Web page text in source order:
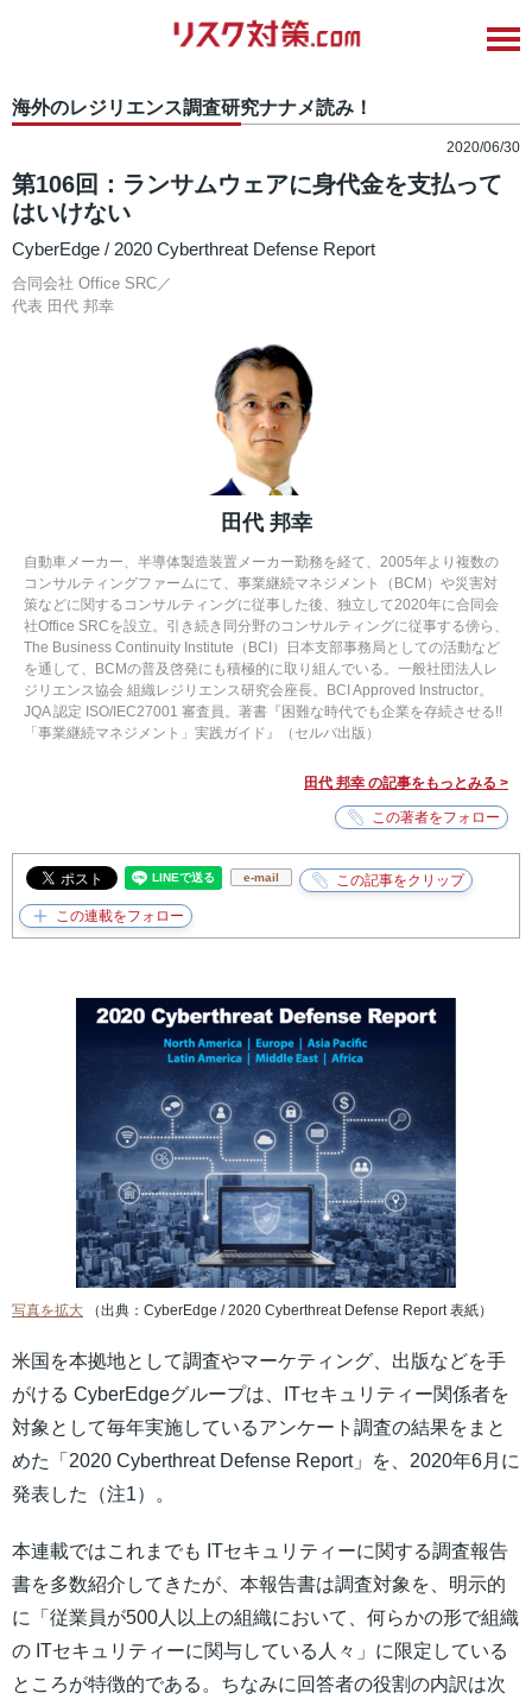
海外のレジリエンス調査研究ナナメ読み！
2020/06/30
第106回：ランサムウェアに身代金を支払って
はいけない
CyberEdge / 2020 Cyberthreat Defense Report
合同会社 Office SRC／
代表 田代 邦幸
田代 邦幸
自動車メーカー、半導体製造装置メーカー勤務を経て、2005年より複数の
コンサルティングファームにて、事業継続マネジメント（BCM）や災害対
策などに関するコンサルティングに従事した後、独立して2020年に合同会
社Office SRCを設立。引き続き同分野のコンサルティングに従事する傍ら、
The Business Continuity Institute（BCI）日本支部事務局としての活動など
を通して、BCMの普及啓発にも積極的に取り組んでいる。一般社団法人レ
ジリエンス協会 組織レジリエンス研究会座長。BCI Approved Instructor。
JQA 認定 ISO/IEC27001 審査員。著書『困難な時代でも企業を存続させる!!
「事業継続マネジメント」実践ガイド』（セルバ出版）
田代 邦幸 の記事をもっとみる >
e-mail
写真を拡大 （出典：CyberEdge / 2020 Cyberthreat Defense Report 表紙）
米国を本拠地として調査やマーケティング、出版などを手
がける CyberEdgeグループは、ITセキュリティー関係者を
対象として毎年実施しているアンケート調査の結果をまと
めた「2020 Cyberthreat Defense Report」を、2020年6月に
発表した（注1）。
本連載ではこれまでも ITセキュリティーに関する調査報告
書を多数紹介してきたが、本報告書は調査対象を、明示的
に「従業員が500人以上の組織において、何らかの形で組織
の ITセキュリティーに関与している人々」に限定している
ところが特徴的である。ちなみに回答者の役割の内訳は次